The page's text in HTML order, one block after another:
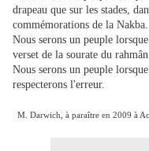
drapeau que sur les stades,
commémorations de la
Nous serons un peuple
verset de la sourate du
Nous serons un peuple
respecterons l'erreur.
M. Darwich, à paraître en 2009 à